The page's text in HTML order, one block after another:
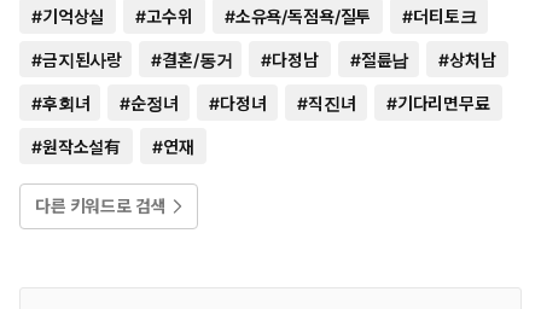
#기억상실 #고수위 #소유욕/독점욕/질투 #더티토크
#금지된사랑 #결혼/동거 #다정남 #절륜남 #상처남
#후회녀 #순정녀 #다정녀 #직진녀 #기다리면무료
#원작소설有 #연재
다른 키워드로 검색